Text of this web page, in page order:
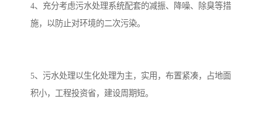
4、充分考虑污水处理系统配套的减振、降噪、除臭等措
施，以防止对环境的二次污染。
5、污水处理以生化处理为主，实用，布置紧凑，占地面
积小，工程投资省，建设周期短。